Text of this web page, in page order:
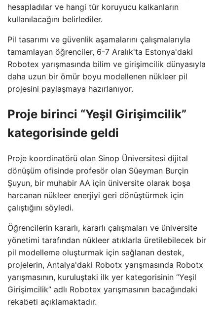
hesapladılar ve hangi tür koruyucu kalkanların
kullanılacağını belirlediler.
Pil tasarımı ve güvenlik aşamalarını çalışmalarıyla
tamamlayan öğrenciler, 6-7 Aralık'ta Estonya'daki
Robotex yarışmasında bilim ve girişimcilik dünyasıyla
daha uzun bir ömür boyu modellenen nükleer pil
projesini paylaşmaya hazırlanıyor.
Proje birinci “Yeşil Girişimcilik”
kategorisinde geldi
Proje koordinatörü olan Sinop Üniversitesi dijital
dönüşüm ofisinde profesör olan Süeyman Burçin
Şuyun, bir muhabir AA için üniversite olarak boşa
harcanan nükleer enerjiyi geri dönüştürmek için
çalıştığını söyledi.
Öğrencilerin kararlı, kararlı çalışmaları ve üniversite
yönetimi tarafından nükleer atıklarla üretilebilecek bir
pil modelleme oluşturmak için sağlanan destek,
projelerin, Antalya'daki Robotx yarışmasında Robotx
yarışmasının, kuruluştaki ilk yer kategorisinin “Yeşil
Girişimcilik” adlı Robotex yarışmasının bacağındaki
rekabeti açıklamaktadır.